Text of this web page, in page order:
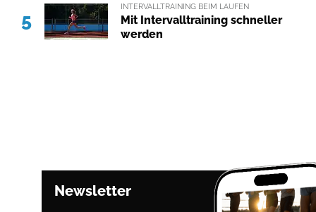
5
INTERVALLTRAINING BEIM LAUFEN
Mit Intervalltraining schneller
werden
Newsletter